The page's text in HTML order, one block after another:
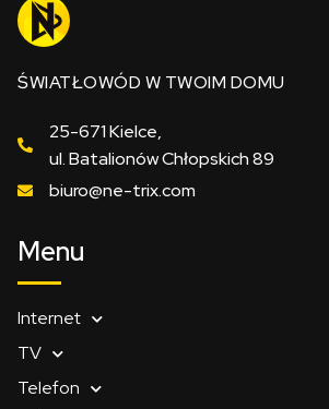
ŚWIATŁOWÓD W TWOIM DOMU
25-671 Kielce,
ul. Batalionów Chłopskich 89
biuro@ne-trix.com
Menu
Internet
TV
Telefon